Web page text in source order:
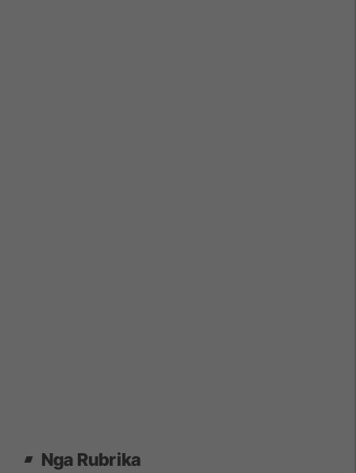
Nga Rubrika